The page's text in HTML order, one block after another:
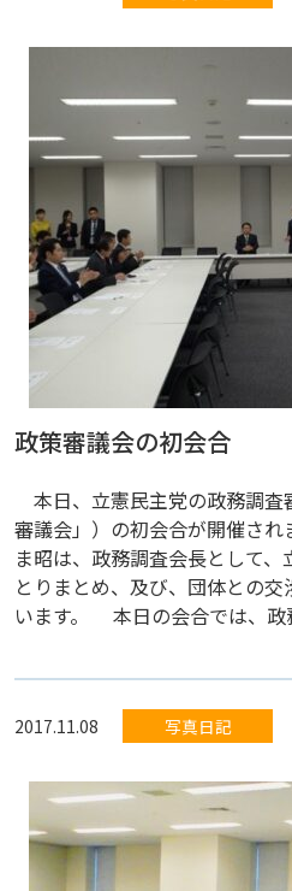
政策審議会の初会合
本日、立憲民主党の政務調査
審議会」）の初会合が開催さ
ま昭は、政務調査会長として
とりまとめ、及び、団体との
います。 本日の会合では、
2017.11.08 写真日記